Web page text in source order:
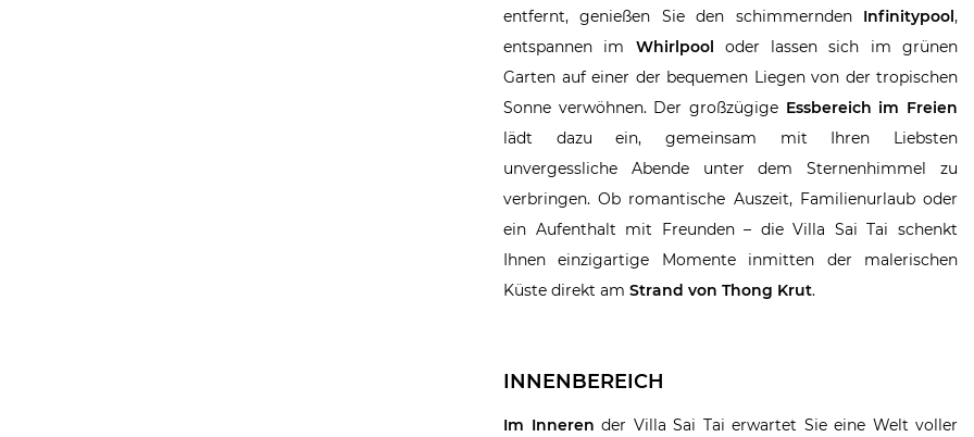
entfernt, genießen Sie den schimmernden Infinitypool,
entspannen im Whirlpool oder lassen sich im grünen
Garten auf einer der bequemen Liegen von der tropischen
Sonne verwöhnen. Der großzügige Essbereich im Freien
lädt dazu ein, gemeinsam mit Ihren Liebsten
unvergessliche Abende unter dem Sternenhimmel zu
verbringen. Ob romantische Auszeit, Familienurlaub oder
ein Aufenthalt mit Freunden – die Villa Sai Tai schenkt
Ihnen einzigartige Momente inmitten der malerischen
Küste direkt am Strand von Thong Krut.
INNENBEREICH
Im Inneren der Villa Sai Tai erwartet Sie eine Welt voller